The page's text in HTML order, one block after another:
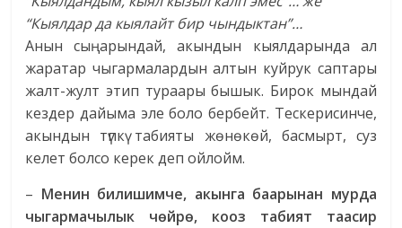
“Кыялдар да кыялайт бир чындыктан”…
Анын сыңарындай, акындын кыялдарында ал
жаратар чыгармалардын алтын куйрук саптары
жалт-жулт этип тураары бышык. Бирок мындай
кездер дайыма эле боло бербейт. Тескерисинче,
акындын түпкү табияты жөнөкөй, басмырт, суз
келет болсо керек деп ойлойм.
– Менин билишимче, акынга баарынан мурда
чыгармачылык чөйрө, кооз табият таасир